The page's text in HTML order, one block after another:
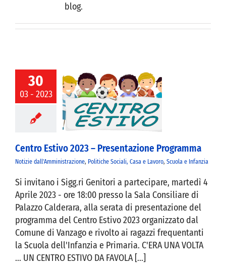
AREE TEMATICHE
COMUNICAZIONE
blog.
30
03 - 2023
2023 –
Centro Estivo 2023 – Presentazione Programma
Notizie dall'Amministrazione, Politiche Sociali, Casa e Lavoro, Scuola e Infanzia
Si invitano i Sigg.ri Genitori a partecipare, martedì 4
Aprile 2023 - ore 18:00 presso la Sala Consiliare di
Palazzo Calderara, alla serata di presentazione del
programma del Centro Estivo 2023 organizzato dal
Comune di Vanzago e rivolto ai ragazzi frequentanti
la Scuola dell'Infanzia e Primaria. C'ERA UNA VOLTA
... UN CENTRO ESTIVO DA FAVOLA [...]